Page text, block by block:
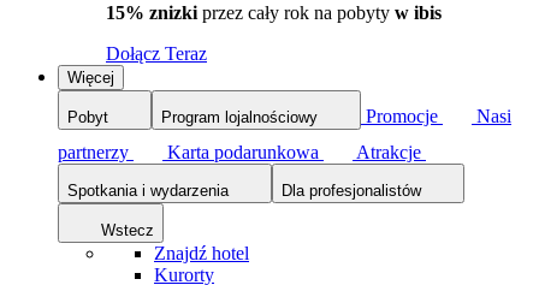
15% znizki przez cały rok na pobyty w ibis
Dołącz Teraz
Więcej
Pobyt Program lojalnościowy Promocje
Nasi
partnerzy
Karta podarunkowa Atrakcje
Spotkania i wydarzenia Dla profesjonalistów
Wstecz
Znajdź hotel
Kurorty